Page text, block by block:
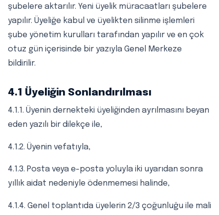
şubelere aktarılır. Yeni üyelik müracaatları şubelere
yapılır. Üyeliğe kabul ve üyelikten silinme işlemleri
şube yönetim kurulları tarafından yapılır ve en çok
otuz gün içerisinde bir yazıyla Genel Merkeze
bildirilir.
4.1 Üyeliğin Sonlandırılması
4.1.1. Üyenin dernekteki üyeliğinden ayrılmasını beyan
eden yazılı bir dilekçe ile,
4.1.2. Üyenin vefatıyla,
4.1.3. Posta veya e-posta yoluyla iki uyarıdan sonra
yıllık aidat nedeniyle ödenmemesi halinde,
4.1.4. Genel toplantıda üyelerin 2/3 çoğunluğu ile mali